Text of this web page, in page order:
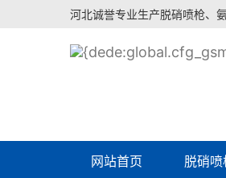
河北诚誉专业生产脱硝喷枪、
网站首页 脱硝喷